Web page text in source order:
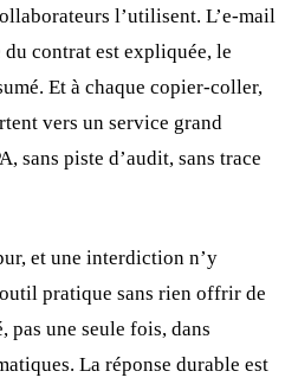
l’utilisent. L’e-mail
contrat est expliquée, le
Et à chaque copier-coller,
vers un service grand
sans piste d’audit, sans trace
et une interdiction n’y
pratique sans rien offrir de
pas une seule fois, dans
La réponse durable est